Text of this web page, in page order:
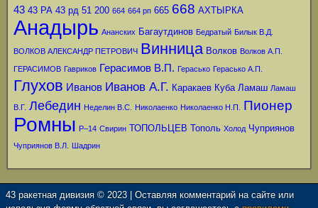
43 43 РА 43 рд 51 200 664 664 рп 665 668 АХТЫРКА
Анадырь Ананских Багаутдинов Бедратый Билык В.Д.
ВОЛКОВ АЛЕКСАНДР ПЕТРОВИЧ Винница Волков Волков А.П.
ГЕРАСИМОВ Гавриков Герасимов В.П. Герасько Герасько А.П.
Глухов Иванов Иванов А.Г. Каракаев Куба Ламаш Ламаш
В.Г. Лебедин Неделин В.С. Николаенко Николаенко Н.П. Пионер
Ромны Р–14 Свирин ТОПОЛЬЦЕВ Тополь Холод Чуприянов
Чуприянов В.Л. Шадрин
43 ракетная дивизия © 2023 | Оставляя комментарий на сайте или